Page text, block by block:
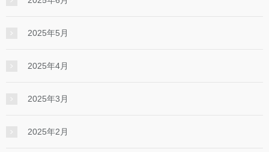
2025年5月
2025年4月
2025年3月
2025年2月